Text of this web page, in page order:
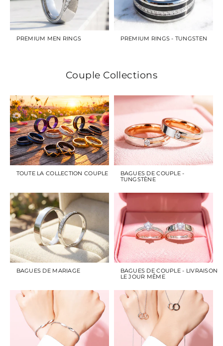
PREMIUM MEN RINGS PREMIUM RINGS - TUNGSTEN
Couple Collections
TOUTE LA COLLECTION COUPLE
BAGUES DE COUPLE -
TUNGSTÈNE
BAGUES DE MARIAGE
BAGUES DE COUPLE - LIVRAISON
LE JOUR MÊME